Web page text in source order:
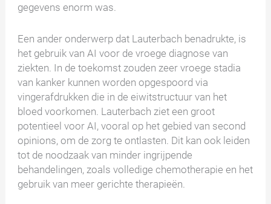
gegevens enorm was.
Een ander onderwerp dat Lauterbach benadrukte, is
het gebruik van AI voor de vroege diagnose van
ziekten. In de toekomst zouden zeer vroege stadia
van kanker kunnen worden opgespoord via
vingerafdrukken die in de eiwitstructuur van het
bloed voorkomen. Lauterbach ziet een groot
potentieel voor AI, vooral op het gebied van second
opinions, om de zorg te ontlasten. Dit kan ook leiden
tot de noodzaak van minder ingrijpende
behandelingen, zoals volledige chemotherapie en het
gebruik van meer gerichte therapieën.